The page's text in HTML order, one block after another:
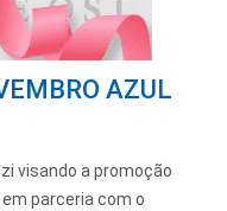
AZUL
visando a promoção
parceria com o